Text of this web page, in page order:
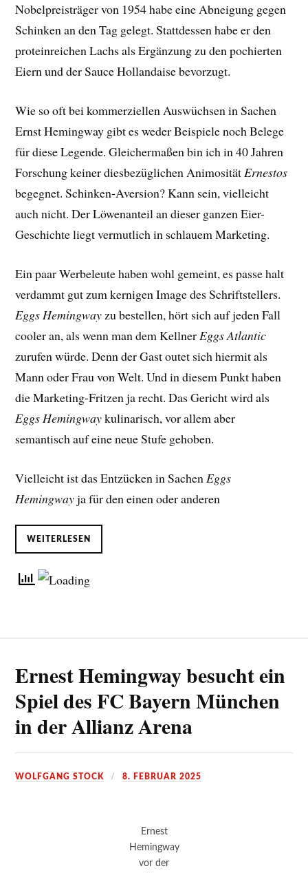
Nobelpreisträger von 1954 habe eine Abneigung gegen
Schinken an den Tag gelegt. Stattdessen habe er den
proteinreichen Lachs als Ergänzung zu den pochierten
Eiern und der Sauce Hollandaise bevorzugt.
Wie so oft bei kommerziellen Auswüchsen in Sachen
Ernst Hemingway gibt es weder Beispiele noch Belege
für diese Legende. Gleichermaßen bin ich in 40 Jahren
Forschung keiner diesbezüglichen AnimositätErnestos
begegnet. Schinken-Aversion? Kann sein, vielleicht
auch nicht. Der Löwenanteil an dieser ganzen Eier-
Geschichte liegt vermutlich in schlauem Marketing.
Ein paar Werbeleute haben wohl gemeint, es passe halt
verdammt gut zum kernigen Image des Schriftstellers.
Eggs Hemingwayzu bestellen, hört sich auf jeden Fall
cooler an, als wenn man dem KellnerEggs Atlantic
zurufen würde. Denn der Gast outet sich hiermit als
Mann oder Frau von Welt. Und in diesem Punkt haben
die Marketing-Fritzen ja recht. Das Gericht wird als
Eggs Hemingwaykulinarisch, vor allem aber
semantisch auf eine neue Stufe gehoben.
Vielleicht ist das Entzücken in Sachen Eggs
Hemingwayja für den einen oder anderen
WEITERLESEN
Ernest Hemingway besucht ein
Spiel des FC Bayern München
in der Allianz Arena
WOLFGANG STOCK 8. FEBRUAR 2025
Ernest
Hemingway
vor der